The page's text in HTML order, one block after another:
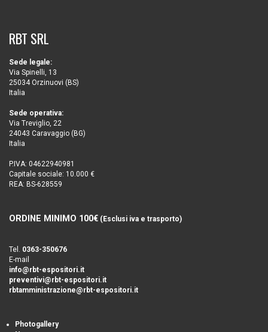
RBT SRL
Sede legale:
Via Spinelli, 13
25034 Orzinuovi (BS)
Italia
Sede operativa:
Via Treviglio, 22
24043 Caravaggio (BG)
Italia
P.IVA: 04622940981
Capitale sociale: 10.000 €
REA: BS-628559
ORDINE MINIMO 100€ (Esclusi iva e trasporto)
Tel. 0363-350676
E-mail
info@rbt-espositori.it
preventivi@rbt-espositori.it
rbtamministrazione@rbt-espositori.it
Photogallery